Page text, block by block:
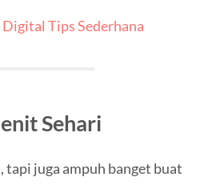
Tips Sederhana
Sehari
juga ampuh banget buat